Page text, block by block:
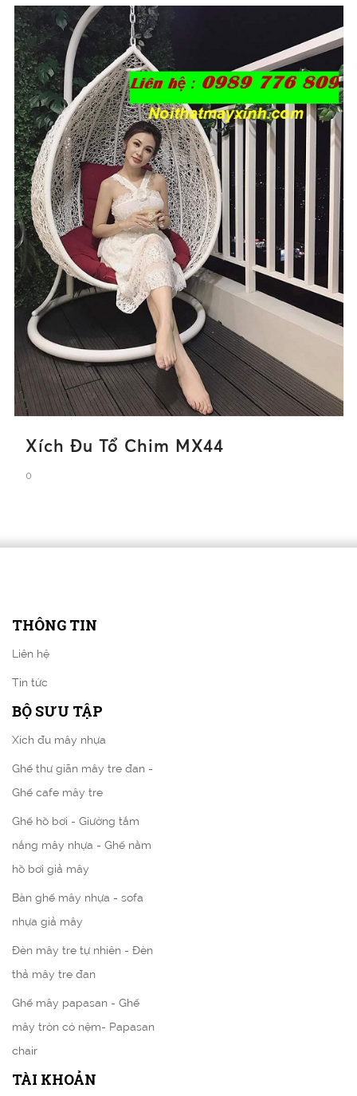
Xích Đu Tổ Chim MX44
0
THÔNG TIN
Liên hệ
Tin tức
BỘ SƯU TẬP
Xích đu mây nhựa
Ghế thư giãn mây tre đan -
Ghế cafe mây tre
Ghế hồ bơi - Giường tắm
nắng mây nhựa - Ghế nằm
hồ bơi giả mây
Bàn ghế mây nhựa - sofa
nhựa giả mây
Đèn mây tre tự nhiên - Đèn
thả mây tre đan
Ghế mây papasan - Ghế
mây tròn có nệm- Papasan
chair
TÀI KHOẢN